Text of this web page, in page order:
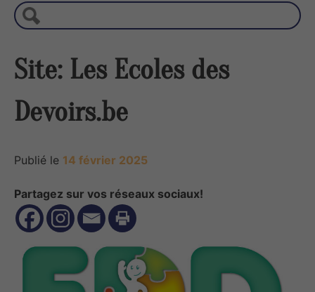
c
h
r
c
Site: Les Ecoles des
Devoirs.be
Publié le 14 février 2025
Partagez sur vos réseaux sociaux!